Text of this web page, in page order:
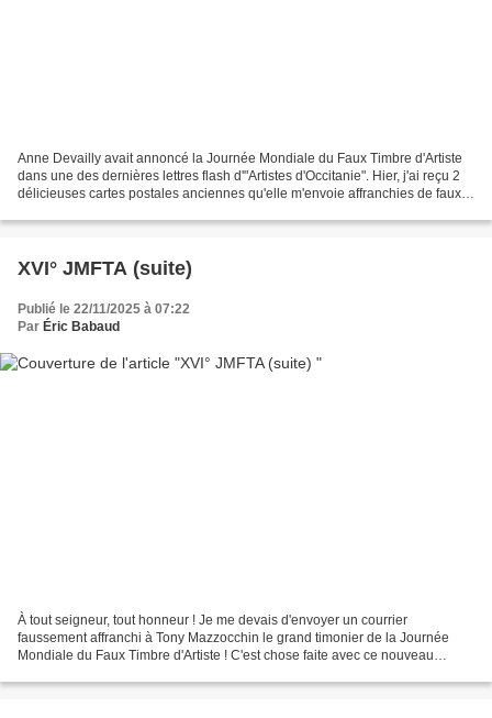
Anne Devailly avait annoncé la Journée Mondiale du Faux Timbre d'Artiste
dans une des dernières lettres flash d'"Artistes d'Occitanie". Hier, j'ai reçu 2
délicieuses cartes postales anciennes qu'elle m'envoie affranchies de faux
XVI° JMFTA (suite)
Publié le 22/11/2025 à 07:22
Par Éric Babaud
À tout seigneur, tout honneur ! Je me devais d'envoyer un courrier
faussement affranchi à Tony Mazzocchin le grand timonier de la Journée
Mondiale du Faux Timbre d'Artiste ! C'est chose faite avec ce nouveau